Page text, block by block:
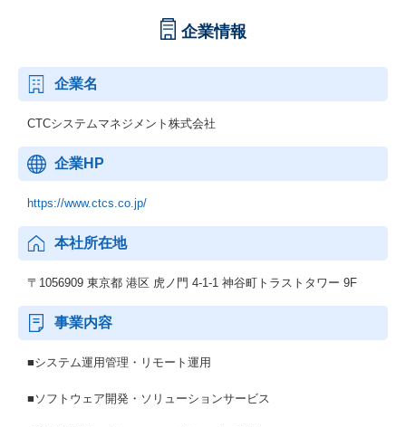
企業情報
企業名
CTCシステムマネジメント株式会社
企業HP
https://www.ctcs.co.jp/
本社所在地
〒1056909 東京都 港区 虎ノ門 4-1-1 神谷町トラストタワー 9F
事業内容
■システム運用管理・リモート運用
■ソフトウェア開発・ソリューションサービス